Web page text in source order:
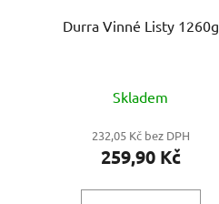
Durra Vinné Listy 1260g
Skladem
232,05 Kč bez DPH
259,90 Kč